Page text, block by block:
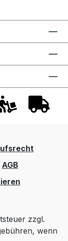
AGB
zzgl.
wenn